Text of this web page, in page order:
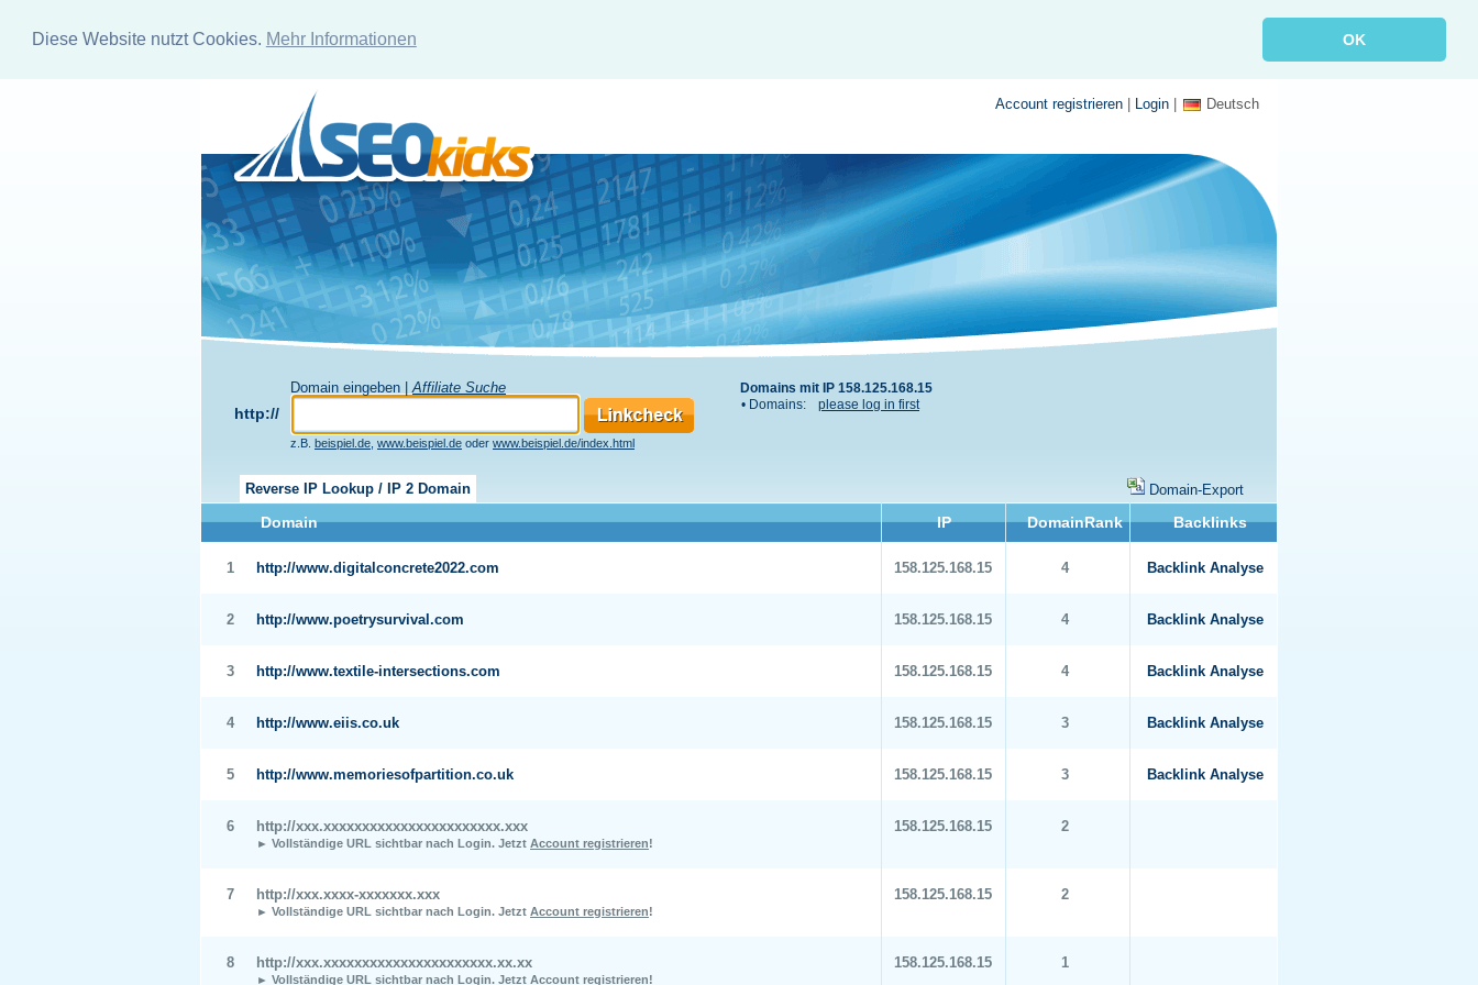
Diese Website nutzt Cookies. Mehr Informationen OK
Account registrieren | Login | Deutsch
Domain eingeben | Affiliate Suche
http://
z.B. beispiel.de www.beispiel.de oder www.beispiel.de/index.html
Domains mit IP 158.125.168.15
• Domains:
please log in first
Reverse IP Lookup / IP 2 Domain Domain-Export
Domain IP DomainRank Backlinks
1 http://www.digitalconcrete2022.com 158.125.168.15 4 Backlink Analyse
2 http://www.poetrysurvival.com 158.125.168.15 4 Backlink Analyse
3 http://www.textile-intersections.com 158.125.168.15 4 Backlink Analyse
4 http://www.eiis.co.uk 158.125.168.15 3 Backlink Analyse
5 http://www.memoriesofpartition.co.uk 158.125.168.15 3 Backlink Analyse
6 http://xxx.xxxxxxxxxxxxxxxxxxxxxxx.xxx
► Vollständige URL sichtbar nach Login. Jetzt Account registrieren!
158.125.168.15 2
7 http://xxx.xxxx-xxxxxxx.xxx
► Vollständige URL sichtbar nach Login. Jetzt Account registrieren!
158.125.168.15 2
8 http://xxx.xxxxxxxxxxxxxxxxxxxxxx.xx.xx
► Vollständige URL sichtbar nach Login. Jetzt Account registrieren!
158.125.168.15 1